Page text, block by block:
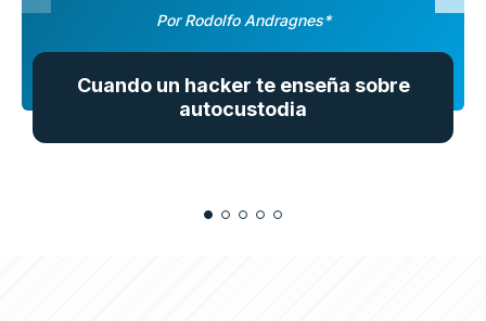
Cuando un hacker te enseña sobre
autocustodia
Por Rodolfo Andragnes*